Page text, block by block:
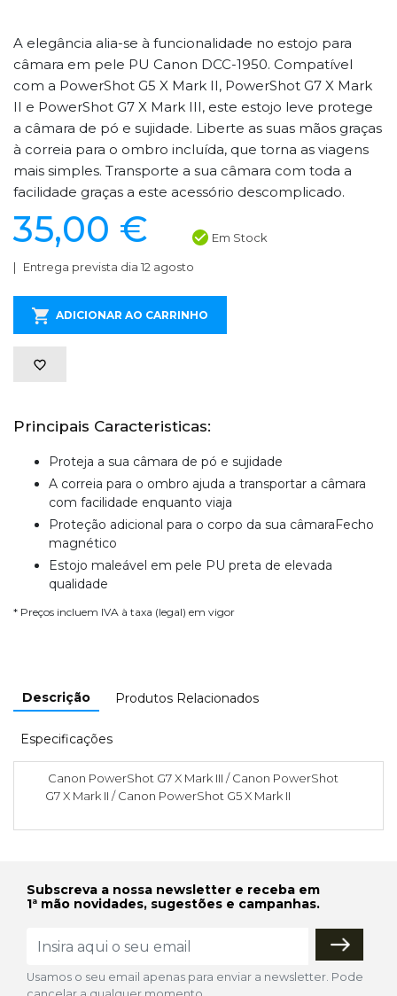
A elegância alia-se à funcionalidade no estojo para
câmara em pele PU Canon DCC-1950. Compatível
com a PowerShot G5 X Mark II, PowerShot G7 X Mark
II e PowerShot G7 X Mark III, este estojo leve protege
a câmara de pó e sujidade. Liberte as suas mãos graças
à correia para o ombro incluída, que torna as viagens
mais simples. Transporte a sua câmara com toda a
facilidade graças a este acessório descomplicado.
35,00 € Em Stock
Entrega prevista dia 12 agosto
ADICIONAR AO CARRINHO
Principais Caracteristicas:
Proteja a sua câmara de pó e sujidade
A correia para o ombro ajuda a transportar a câmara
com facilidade enquanto viaja
Proteção adicional para o corpo da sua câmaraFecho
magnético
Estojo maleável em pele PU preta de elevada
qualidade
* Preços incluem IVA à taxa (legal) em vigor
Descrição Produtos Relacionados
Especificações
Canon PowerShot G7 X Mark III / Canon PowerShot
G7 X Mark II / Canon PowerShot G5 X Mark II
Subscreva a nossa newsletter e receba em
1ª mão novidades, sugestões e campanhas.
Usamos o seu email apenas para enviar a newsletter. Pode